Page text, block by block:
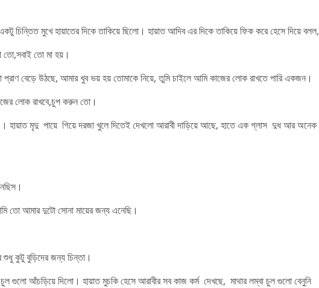
চিন্তিত মুখে হায়াতের দিকে তাকিয়ে ছিলো। হায়াত আদিব এর দিকে তাকিয়ে ফিক করে হেসে দিয়ে বলল,
তো মা হয়।
বেড়ে উঠছে, আমার খুব ভয় হয় তোমাকে নিয়ে, তুমি চাইলে আমি কাজের লোক রাখতে পারি একজন।
লোক রাখবে,চুপ করুন তো।
হায়াত মৃদু পায়ে গিয়ে দরজা খুলে দিতেই দেখলো আরাবী দাড়িয়ে আছে, হাতে এক গ্লাস দুধ আর অনেক
আমার দুটো সোনা মায়ের জন্য এনেছি।
কুটু বুড়িদের জন্য চিন্তা।
চুল গুলো আঁচড়িয়ে দিলো। হায়াত মুচকি হেসে আরাবীর সব কাজ কর্ম দেখছে, মাথার লম্বা চুল গুলো বেনুনি